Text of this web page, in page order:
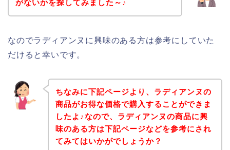
がないかを探してみました～♪
なのでラディアンヌに興味のある方は参考にしていた
だけると幸いです。
ちなみに下記ページより、ラディアンヌの
商品がお得な価格で購入することができま
したよ♪なので、ラディアンヌの商品に興
味のある方は下記ページなどを参考にされ
てみてはいかがでしょうか？